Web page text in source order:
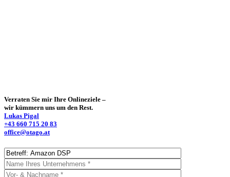
Verraten Sie mir Ihre Onlineziele –
wir kümmern uns um den Rest.
Lukas Pigal
+43 660 715 20 83
office@otago.at